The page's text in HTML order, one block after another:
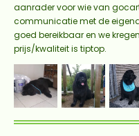
aanrader voor wie van
communicatie met de
goed bereikbaar en we
prijs/kwaliteit is tiptop.